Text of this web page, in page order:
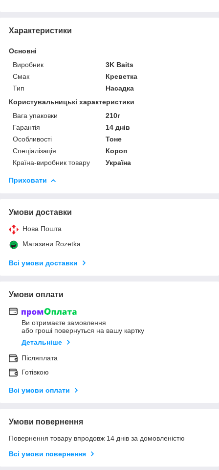
Характеристики
Основні
Виробник
3K Baits
Смак
Креветка
Тип
Насадка
Користувальницькі характеристики
Вага упаковки
210г
Гарантія
14 днів
Особливості
Тоне
Спеціалізація
Короп
Країна-виробник товару
Україна
Приховати
Умови доставки
Нова Пошта
Магазини Rozetka
Всі умови доставки
Умови оплати
Ви отримаєте замовлення
або гроші повернуться на вашу картку
Детальніше
Післяплата
Готівкою
Всі умови оплати
Умови повернення
Повернення товару впродовж 14 днів за домовленістю
Всі умови повернення